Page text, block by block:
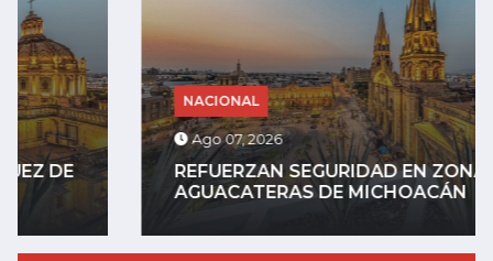
NACIONAL
Ago 07, 2026
REFUERZAN SEGURIDAD EN ZONAS
AGUACATERAS DE MICHOACÁN